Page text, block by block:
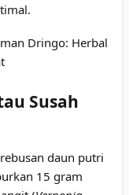
Dringo: Herbal
Susah
daun putri
15 gram